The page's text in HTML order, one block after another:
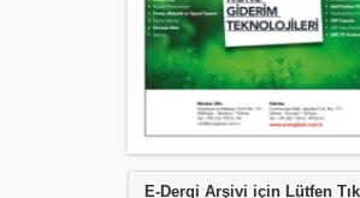
E-Dergi Arşivi için Lütfen